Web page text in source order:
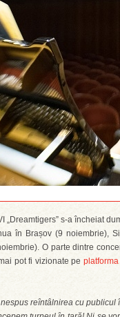
„Dreamtigers” s-a încheiat
în Brașov (9 noiembrie),
O parte dintre
pot fi vizionate pe
reîntâlnirea cu publicul